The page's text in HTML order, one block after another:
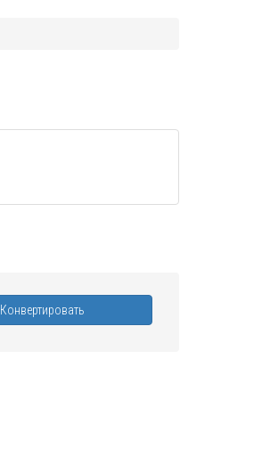
Конвертировать